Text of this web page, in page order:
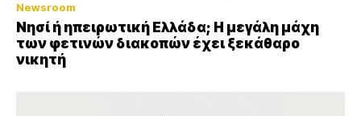
Newsroom
Νησί ή ηπειρωτική Ελλάδα; Η μεγάλη μάχη
των φετινών διακοπών έχει ξεκάθαρο
νικητή